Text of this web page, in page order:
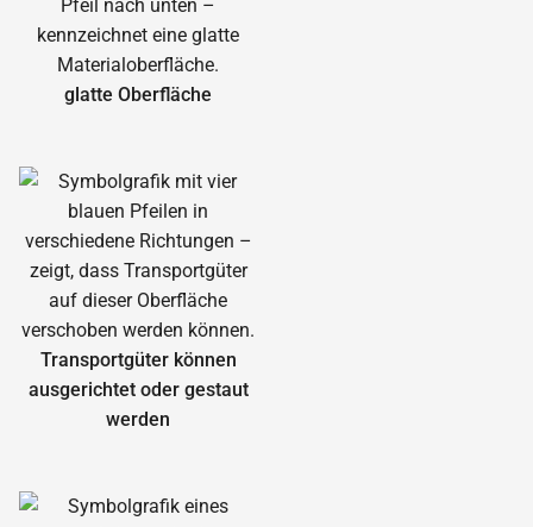
glatte Oberfläche
Transportgüter können
ausgerichtet oder gestaut
werden